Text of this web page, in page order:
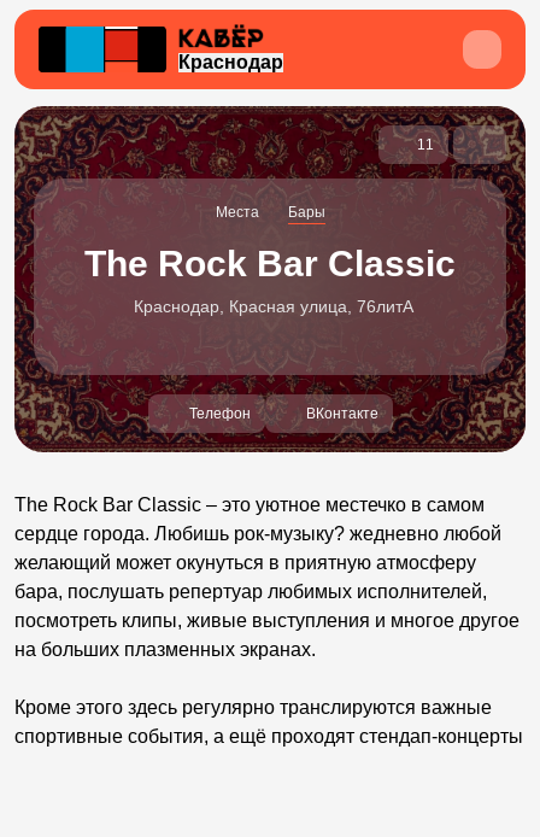
Краснодар
11
Места Бары
The Rock Bar Classic
Краснодар, Красная улица, 76литА
Телефон ВКонтакте
The Rock Bar Classic – это уютное местечко в самом
сердце города. Любишь рок-музыку? жедневно любой
желающий может окунуться в приятную атмосферу
бара, послушать репертуар любимых исполнителей,
посмотреть клипы, живые выступления и многое другое
на больших плазменных экранах.
Кроме этого здесь регулярно транслируются важные
спортивные события, а ещё проходят стендап-концерты